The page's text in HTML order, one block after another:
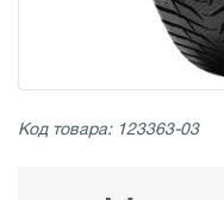
Код товара: 123363-03